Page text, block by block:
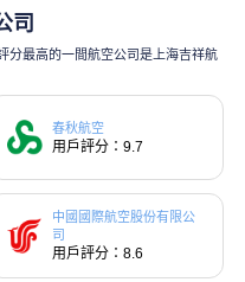
司
分最高的一間航空公司是上海吉祥航
春秋航空
用戶評分：9.7
中國國際航空股份有限公
司
用戶評分：8.6